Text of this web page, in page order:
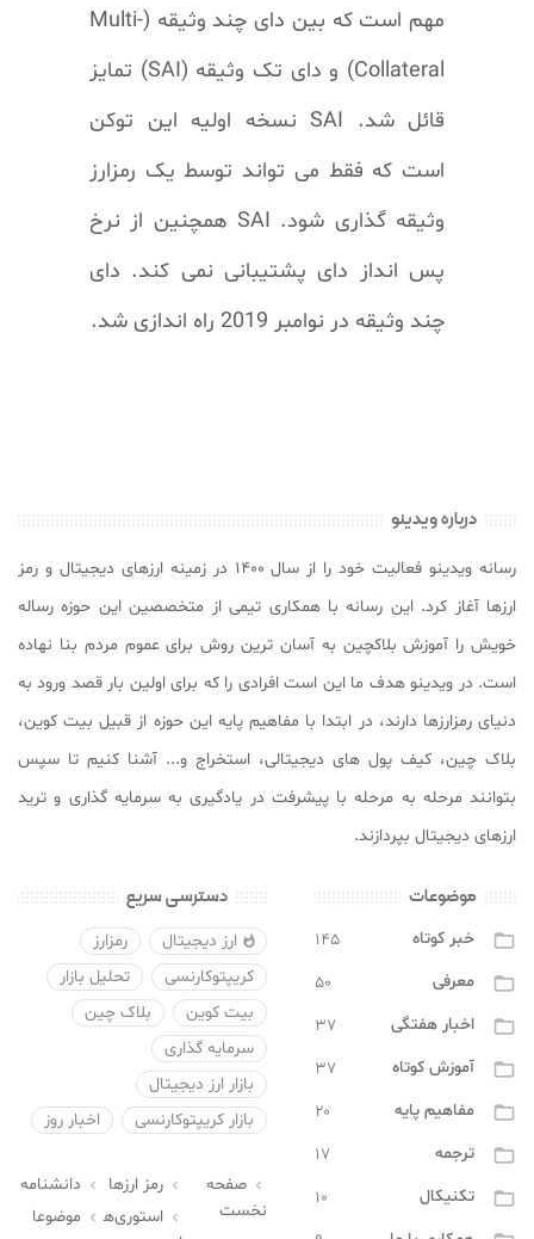
مهم است که بین دای چند وثیقه (Multi-
Collateral) و دای تک وثیقه (SAI) تمایز
قائل شد. SAI نسخه اولیه این توکن
است که فقط می تواند توسط یک رمزارز
وثیقه گذاری شود. SAI همچنین از نرخ
پس انداز دای پشتیبانی نمی کند. دای
چند وثیقه در نوامبر 2019 راه اندازی شد.
درباره ویدینو
رسانه ویدینو فعالیت خود را از سال ۱۴۰۰ در زمینه ارزهای دیجیتال و رمز
ارزها آغاز کرد. این رسانه با همکاری تیمی از متخصصین این حوزه رساله
خویش را آموزش بلاکچین به آسان ترین روش برای عموم مردم بنا نهاده
است. در ویدینو هدف ما این است افرادی را که برای اولین بار قصد ورود به
دنیای رمزارزها دارند، در ابتدا با مفاهیم پایه این حوزه از قبیل بیت کوین،
بلاک چین، کیف پول های دیجیتالی، استخراج و... آشنا کنیم تا سپس
بتوانند مرحله به مرحله با پیشرفت در یادگیری به سرمایه گذاری و ترید
ارزهای دیجیتال بپردازند.
موضوعات

خبر کوتاه ۱۴۵
 معرفی ۵۰
 اخبار هفتگی ۳۷
 آموزش کوتاه ۳۷
 مفاهیم پایه ۲۰
 ترجمه ۱۷
 تکنیکال ۱۰
دسترسی سریع
 ارز دیجیتال
رمزارز
کریپتوکارنسی
تحلیل بازار
بیت کوین
بلاک چین
سرمایه گذاری
بازار ارز دیجیتال
بازار کریپتوکارنسی
اخبار روز
 صفحه
نخست
 رمز ارزها  دانشنامه

استوری‌ه 
موضوعا